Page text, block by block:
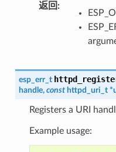
返回 :
esp_err_t
handle, const httpd_uri_t *
Registers a URI
Example usage: